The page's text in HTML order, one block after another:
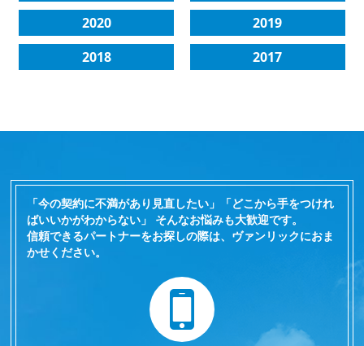
2020
2019
2018
2017
「今の契約に不満があり見直したい」「どこから手をつけれ
ばいいかがわからない」 そんなお悩みも大歓迎です。
信頼できるパートナーをお探しの際は、ヴァンリックにおま
かせください。